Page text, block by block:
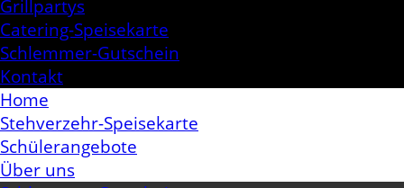
Grillpartys
Catering-Speisekarte
Schlemmer-Gutschein
Kontakt
Home
Stehverzehr-Speisekarte
Schülerangebote
Über uns